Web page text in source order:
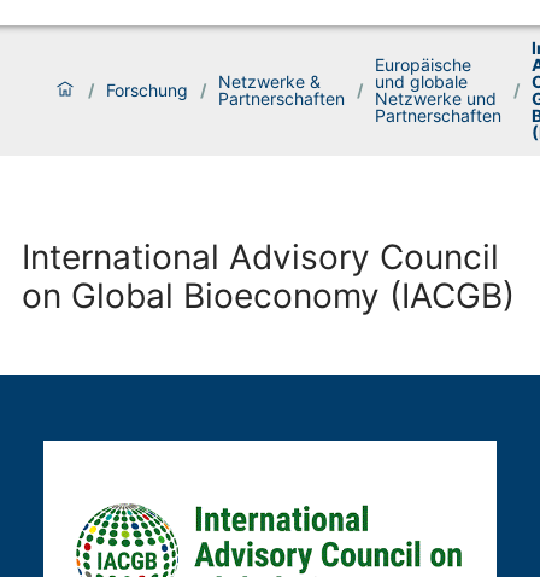
/ Forschung /
Netzwerke &
Partnerschaften /
Europäische
und globale
Netzwerke und
Partnerschaften
/
International Advisory Council
on Global Bioeconomy (IACGB)